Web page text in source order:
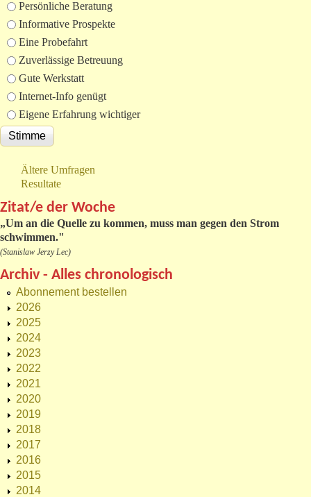
Auswahlmöglichkeiten
Persönliche Beratung
Informative Prospekte
Eine Probefahrt
Zuverlässige Betreuung
Gute Werkstatt
Internet-Info genügt
Eigene Erfahrung wichtiger
Ältere Umfragen
Resultate
Zitat/e der Woche
„Um an die Quelle zu kommen, muss man gegen den Strom
schwimmen."
(Stanislaw Jerzy Lec)
Archiv - Alles chronologisch
Abonnement bestellen
2026
2025
2024
2023
2022
2021
2020
2019
2018
2017
2016
2015
2014